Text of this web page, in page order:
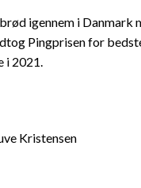
igennem i Danmark
Pingprisen for
i 2021.
Kristensen